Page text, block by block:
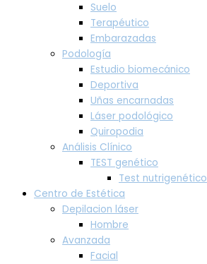
Suelo
Terapéutico
Embarazadas
Podología
Estudio biomecánico
Deportiva
Uñas encarnadas
Láser podológico
Quiropodia
Análisis Clínico
TEST genético
Test nutrigenético
Centro de Estética
Depilacion láser
Hombre
Avanzada
Facial